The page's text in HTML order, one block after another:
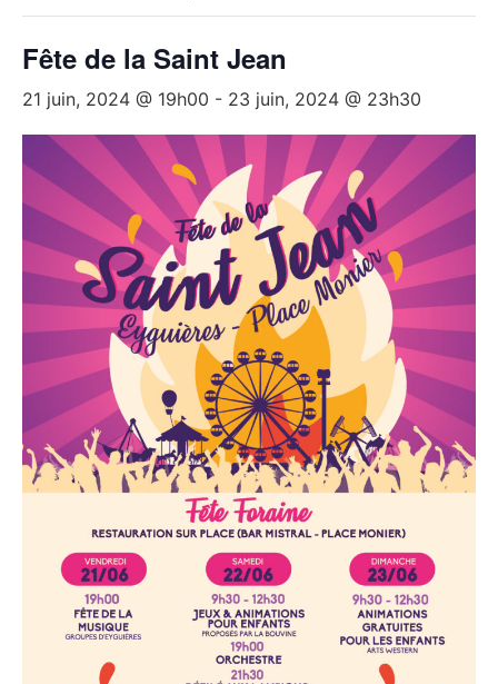
Fête de la Saint Jean
21 juin, 2024 @ 19h00 - 23 juin, 2024 @ 23h30